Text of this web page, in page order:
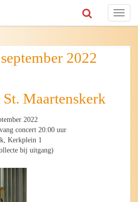
Toggle
2022
Maartenskerk
2022
concert 20:00 uur
Kerkplein 1
bij uitgang)